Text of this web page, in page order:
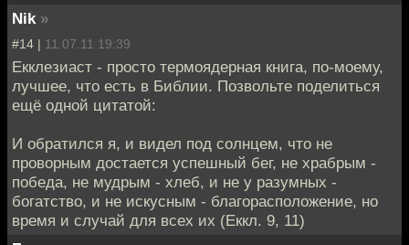
Nik »
#14 | 11.07.11 19:39
Екклезиаст - просто термоядерная книга, по-моему,
лучшее, что есть в Библии. Позвольте поделиться
ещё одной цитатой:
И обратился я, и видел под солнцем, что не
проворным достается успешный бег, не храбрым -
победа, не мудрым - хлеб, и не у разумных -
богатство, и не искусным - благорасположение, но
время и случай для всех их (Еккл. 9, 11)